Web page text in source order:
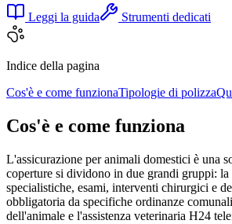
Leggi la guida Strumenti dedicati
Indice della pagina
Cos'è e come funzionaTipologie di polizza
Cos'è e come funziona
L'assicurazione per animali domestici è una
coperture si dividono in due grandi gruppi:
specialistiche, esami, interventi chirurgici e
obbligatoria da specifiche ordinanze
dell'animale e l'assistenza veterinaria H24